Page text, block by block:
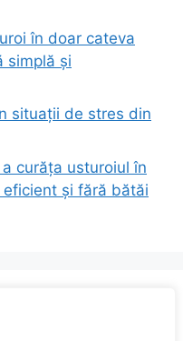
în doar cateva
simplă și
situații de stres din
curăța usturoiul în
și fără bătăi